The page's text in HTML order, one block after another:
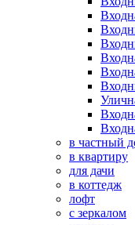
в частный
в квартиру
для дачи
в коттедж
лофт
с зеркалом